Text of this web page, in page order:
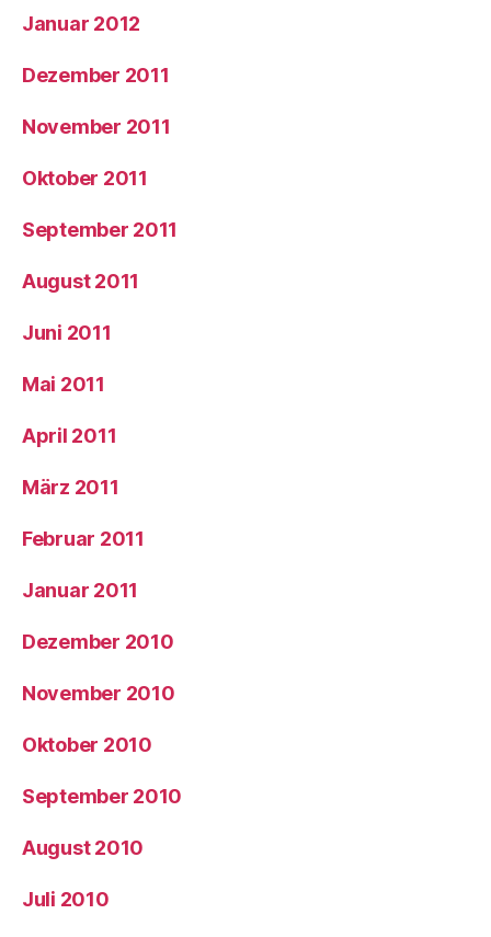
Januar 2012
Dezember 2011
November 2011
Oktober 2011
September 2011
August 2011
Juni 2011
Mai 2011
April 2011
März 2011
Februar 2011
Januar 2011
Dezember 2010
November 2010
Oktober 2010
September 2010
August 2010
Juli 2010